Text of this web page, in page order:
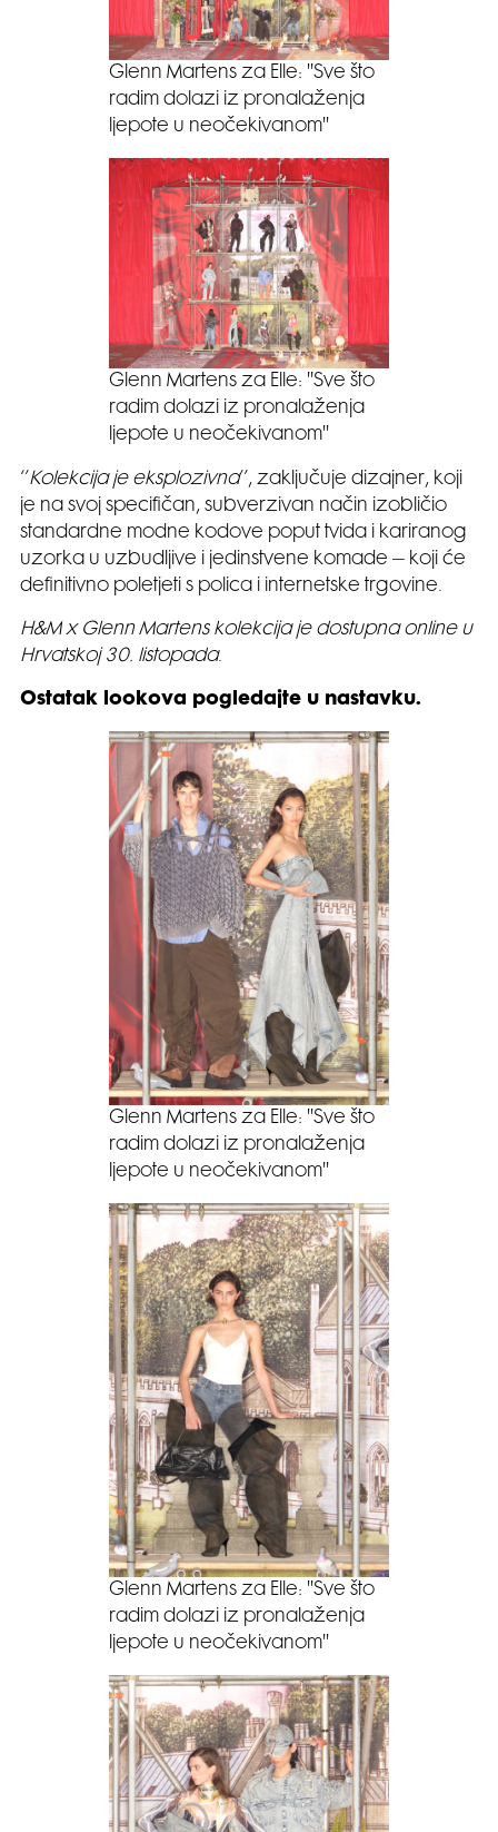
Glenn Martens za Elle: ''Sve što
radim dolazi iz pronalaženja
ljepote u neočekivanom''
Glenn Martens za Elle: ''Sve što
radim dolazi iz pronalaženja
ljepote u neočekivanom''
‘’Kolekcija je eksplozivna’’, zaključuje dizajner, koji
je na svoj specifičan, subverzivan način izobličio
standardne modne kodove poput tvida i kariranog
uzorka u uzbudljive i jedinstvene komade – koji će
definitivno poletjeti s polica i internetske trgovine.
H&M x Glenn Martens kolekcija je dostupna online u
Hrvatskoj 30. listopada.
Ostatak lookova pogledajte u nastavku.
Glenn Martens za Elle: ''Sve što
radim dolazi iz pronalaženja
ljepote u neočekivanom''
Glenn Martens za Elle: ''Sve što
radim dolazi iz pronalaženja
ljepote u neočekivanom''